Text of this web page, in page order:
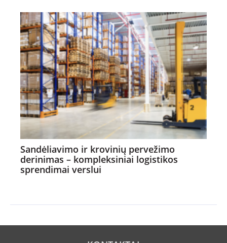
Sandėliavimo ir krovinių pervežimo
derinimas – kompleksiniai logistikos
sprendimai verslui